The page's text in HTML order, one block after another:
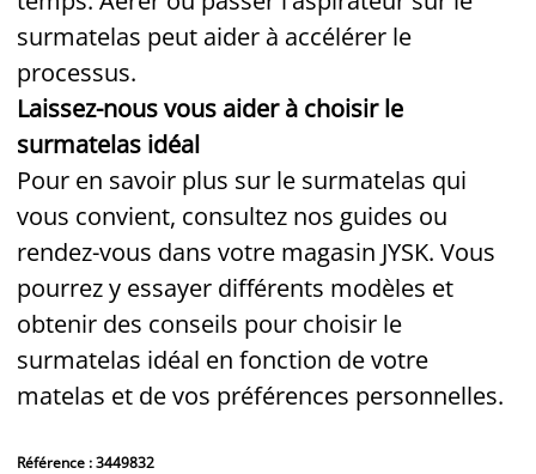
surmatelas peut aider à accélérer le
processus.
Laissez-nous vous aider à choisir le
surmatelas idéal
Pour en savoir plus sur le surmatelas qui
vous convient, consultez nos guides ou
rendez-vous dans votre magasin JYSK. Vous
pourrez y essayer différents modèles et
obtenir des conseils pour choisir le
surmatelas idéal en fonction de votre
matelas et de vos préférences personnelles.
Référence : 3449832